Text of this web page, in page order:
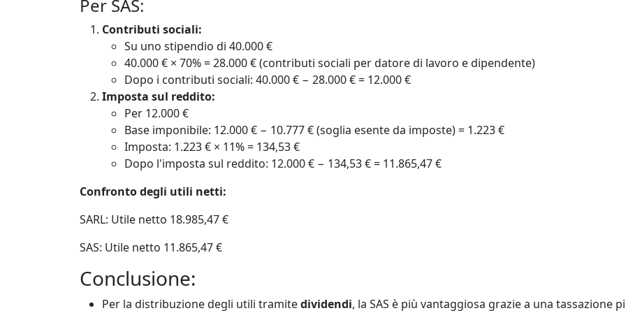
Per SAS:
Contributi sociali:
Su uno stipendio di 40.000 €
40.000 € × 70% = 28.000 € (contributi sociali per datore di lavoro e dipendente)
Dopo i contributi sociali: 40.000 € − 28.000 € = 12.000 €
Imposta sul reddito:
Per 12.000 €
Base imponibile: 12.000 € − 10.777 € (soglia esente da imposte) = 1.223 €
Imposta: 1.223 € × 11% = 134,53 €
Dopo l'imposta sul reddito: 12.000 € − 134,53 € = 11.865,47 €
Confronto degli utili netti:
SARL: Utile netto 18.985,47 €
SAS: Utile netto 11.865,47 €
Conclusione:
Per la distribuzione degli utili tramitedividendi, la SAS è più vantaggiosa grazie a una tassazione